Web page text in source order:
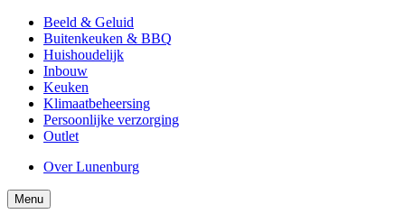
Beeld & Geluid
Buitenkeuken & BBQ
Huishoudelijk
Inbouw
Keuken
Klimaatbeheersing
Persoonlijke verzorging
Outlet
Over Lunenburg
Menu